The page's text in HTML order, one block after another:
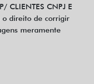
CLIENTES CNPJ E
o direito de corrigir
meramente